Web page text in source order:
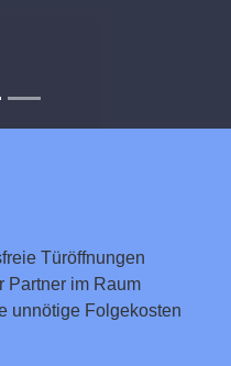
Türöffnungen
Partner im Raum
unnötige Folgekosten